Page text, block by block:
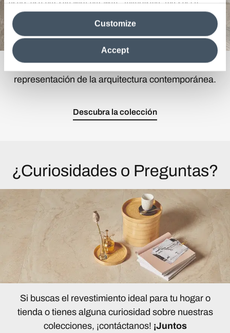
users use our site with our web, advertising and social
media analytics partners, who may combine itwith other
information in their possession. By closing this banner,
clicking on "Reject", it will be possible tocontinue browsing
the site after installing only technical cookies. For more
information see the
Cookie Policy
Accept
Customize
Una colección cerámica ideal para la
representación de la arquitectura contemporánea.
Descubra la colección
¿Curiosidades o Preguntas?
Si buscas el revestimiento ideal para tu hogar o
tienda o tienes alguna curiosidad sobre nuestras
colecciones, ¡contáctanos! ¡Juntos